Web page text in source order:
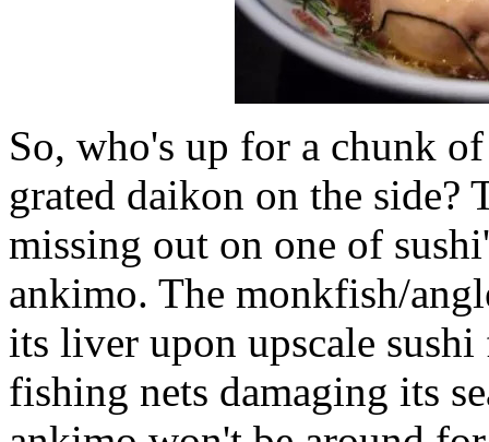
So, who's up for a chunk
grated daikon on the
missing out on one of
ankimo. The monkfish/
its liver upon upscale
fishing nets damaging its